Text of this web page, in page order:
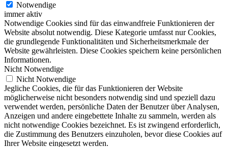
Notwendige
immer aktiv
Notwendige Cookies sind für das einwandfreie Funktionieren der
Website absolut notwendig. Diese Kategorie umfasst nur Cookies,
die grundlegende Funktionalitäten und Sicherheitsmerkmale der
Website gewährleisten. Diese Cookies speichern keine persönlichen
Informationen.
Nicht Notwendige
Nicht Notwendige
Jegliche Cookies, die für das Funktionieren der Website
möglicherweise nicht besonders notwendig sind und speziell dazu
verwendet werden, persönliche Daten der Benutzer über Analysen,
Anzeigen und andere eingebettete Inhalte zu sammeln, werden als
nicht notwendige Cookies bezeichnet. Es ist zwingend erforderlich,
die Zustimmung des Benutzers einzuholen, bevor diese Cookies auf
Ihrer Website eingesetzt werden.